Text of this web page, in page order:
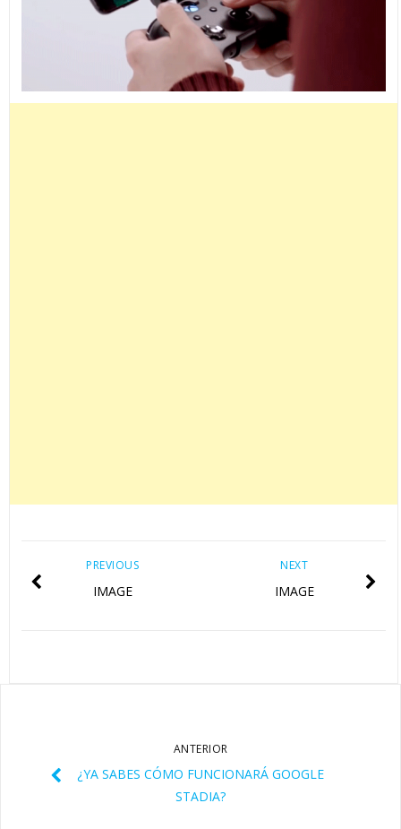
NEXT
IMAGE
PREVIOUS
IMAGE
ANTERIOR
¿YA SABES CÓMO FUNCIONARÁ GOOGLE
STADIA?